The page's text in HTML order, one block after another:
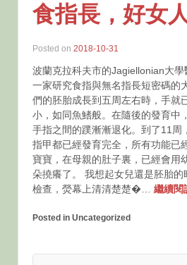
食指長，好女
Posted on 2018-10-31
波蘭克拉科夫市的Jagiellonian大
一家研究食指與無名指長短密碼的
們的胚胎成長到五周左右時，手就
小，如同魚鰭般。在隨後的發育中
手指之間的蹼漸漸退化。到了11周
指甲都已經發育完全，所有功能已
寶寶，在母親的肚子裏，已經會用
朵撓癢了。 我想起女兒還是胚胎
檢查，熒幕上清清楚楚�… 繼續閱
Posted in Uncategorized